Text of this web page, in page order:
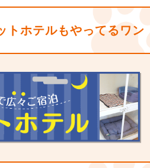
トホテルもやってるワン